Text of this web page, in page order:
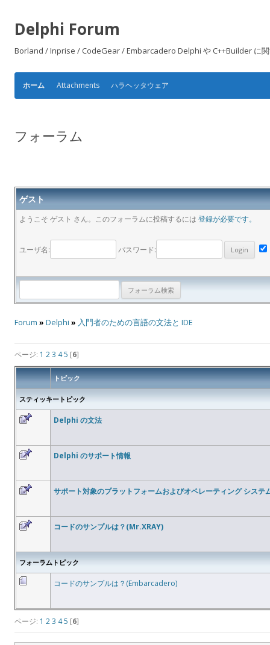
Delphi Forum
Borland / Inprise / CodeGear / Embarcadero Delphi や C++Builder に
ホーム Attachments ハラヘッタウェア
フォーラム
ゲスト
ようこそ ゲスト さん。このフォーラムに投稿するには 登録が必要です。
ユーザ名: パスワード:
Forum » Delphi » 入門者のための言語の文法と IDE
ページ: 1 23 45 [6]
トピック
スティッキートピック
Delphi の文法
Delphi のサポート情報
サポート対象のプラットフォームおよびオペレーティング システ
コードのサンプルは？(Mr.XRAY)
フォーラムトピック
コードのサンプルは？(Embarcadero)
ページ: 1 23 45 [6]